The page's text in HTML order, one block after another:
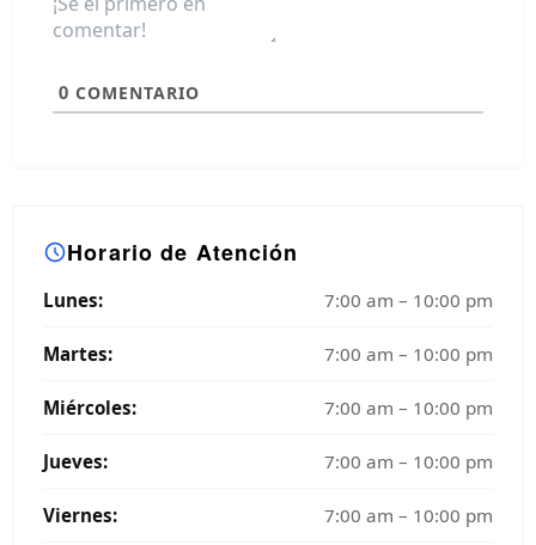
0 COMENTARIO
Horario de Atención
Lunes: 7:00 am – 10:00 pm
Martes: 7:00 am – 10:00 pm
Miércoles: 7:00 am – 10:00 pm
Jueves: 7:00 am – 10:00 pm
Viernes: 7:00 am – 10:00 pm